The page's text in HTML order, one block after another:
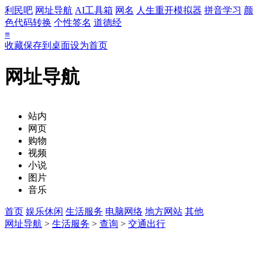
利民吧 网址导航 AI工具箱 网名 人生重开模拟器 拼音学习 颜
色代码转换 个性签名 道德经
≡
收藏保存到桌面设为首页
网址导航
站内
网页
购物
视频
小说
图片
音乐
首页 娱乐休闲 生活服务 电脑网络 地方网站 其他
网址导航 > 生活服务 > 查询 > 交通出行